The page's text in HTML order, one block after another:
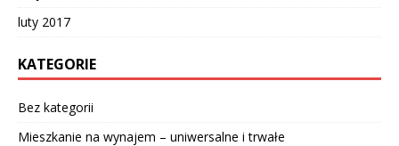
luty 2017
KATEGORIE
Bez kategorii
Mieszkanie na wynajem – uniwersalne i trwałe